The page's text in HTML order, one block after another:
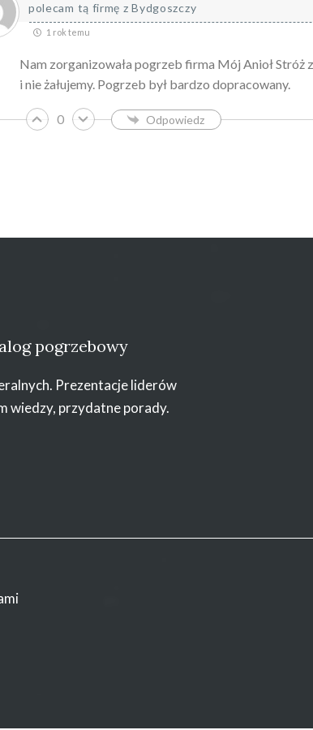
polecam tą firmę z Bydgoszczy
1 rok temu
Nam zorganizowała pogrzeb firma Mój Anioł
i nie żałujemy. Pogrzeb był bardzo dopracowany.
0 Odpowiedz
pogrzebowy
Prezentacje liderów
wiedzy, przydatne porady.